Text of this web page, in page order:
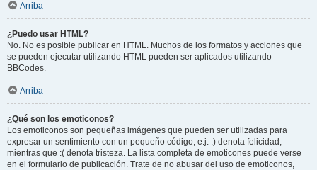
Arriba
¿Puedo usar HTML?
No. No es posible publicar en HTML. Muchos de los formatos y acciones que
se pueden ejecutar utilizando HTML pueden ser aplicados utilizando
BBCodes.
Arriba
¿Qué son los emoticonos?
Los emoticonos son pequeñas imágenes que pueden ser utilizadas para
expresar un sentimiento con un pequeño código, e.j. :) denota felicidad,
mientras que :( denota tristeza. La lista completa de emoticones puede verse
en el formulario de publicación. Trate de no abusar del uso de emoticonos,